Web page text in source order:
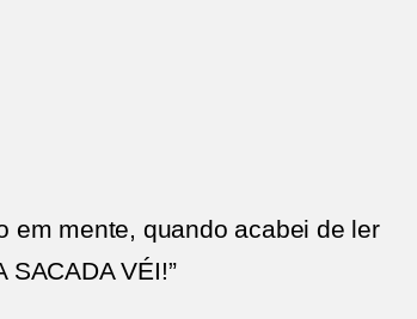
em mente, quando acabei de ler
SACADA VÉI!”